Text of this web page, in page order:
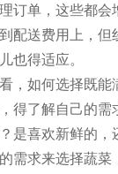
订单，这些都会
配送费用上，但
也得适应。
，如何选择既
得了解自己的需
是喜欢新鲜的，
需求来选择蔬菜